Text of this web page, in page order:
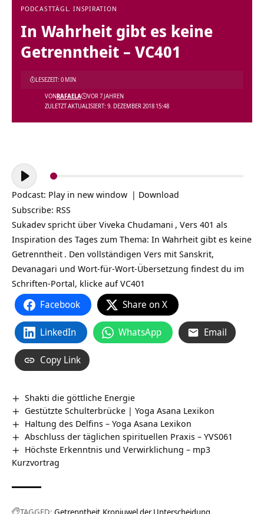
PODCASTTÄGL. INSPIRATION
In Wahrheit gibt es keine
Getrenntheit – VC401
ZULETZT AKTUALISIERT: 9. DEZEMBER 2018 15:48
VONRAFAELA VOR 7 JAHREN
LESEZEIT: 0 MIN
Audio-
Player
Podcast: Play in new window | Download
Subscribe: RSS
Sukadev spricht über Viveka Chudamani , Vers 401 als
Inspiration des Tages zum Thema: In Wahrheit gibt es keine
Getrenntheit . Den vollständigen Vers mit Sanskrit,
Devanagari und Wort-für-Wort-Übersetzung findest du im
Schriften-Portal, klicke aufVC401
Facebook Share on X
LinkedIn WhatsApp Email
Copy Link
Shakti die göttliche Energie
Gestützte Schulterbrücke | Yoga Asana Lexikon
Haltung des Delfins – Yoga Asana Lexikon
Abschluss der täglichen spirituellen Praxis – YVS061
Höchste Erkenntnis und Verwirklichung – mp3
Kurzvortrag